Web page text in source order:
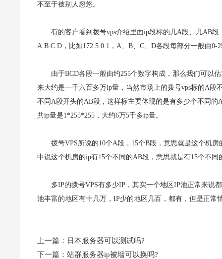
不至于被别人忽悠。
有的客户看到拨号vps介绍里面ip段标的几A段、几AB
A.B.C.D，比如172.5.0.1，A、B、C、D各段每部分一般由
由于BCD各段一般由约255个数字构成，那么我们可以
来大约是一千六百多万ip量，当然市场上的拨号vps标的A段
不同A段开头的AB段，这样标主要体现的是有多少个不同
共ip量是1*255*255，大约6万5千多ip量。
拨号VPS所说的10个A段，15个B段，意思就是这个机
中说这个机房的ip有15个不同的AB段，意思就是有15个不
多IP的拨号VPS有多少IP，其实一个地区IP池正常来说
池丰富的地区有十几万，IP少的地区几百，都有，但是正
上一篇： 日本服务器可以测试吗?
下一篇： 站群服务器ip被墙可以换吗?